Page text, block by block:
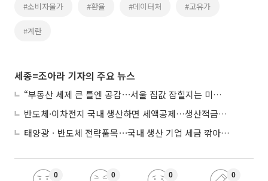
#소비자물가 #환율 #데이터처 #고유가
#계란
세종=조아라 기자의 주요 뉴스
“부동산 세제 큰 틀엔 공감⋯서울 집값 잡힐지는 미지수”
반도체·이차전지 국내 생산하면 세액공제…생산적금융 ISA 신설
태양광ㆍ반도체 전략품목⋯국내 생산 기업 세금 깎아준다
0 0 0 0